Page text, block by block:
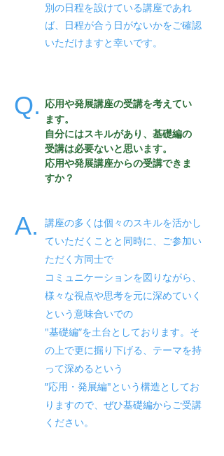
別の日程を設けている講座であれ
ば、日程が合う日がないかをご確認
いただけますと幸いです。
Q. 応用や発展講座の受講を考えてい
ます。
自分にはスキルがあり、基礎編の
受講は必要ないと思います。
​応用や発展講座からの受講できま
すか？
A.
講座の多くは個々のスキルを活かし
ていただくことと同時に、ご参加い
ただく方同士で
コミュニケーションを図りながら、
様々な視点や思考を元に深めていく
という意味合いでの
"基礎編”を土台としております。そ
の上で更に掘り下げる、テーマを持
って深めるという
”応用・発展編"という構造としてお
りますので、 ぜひ基礎編からご受講
ください。